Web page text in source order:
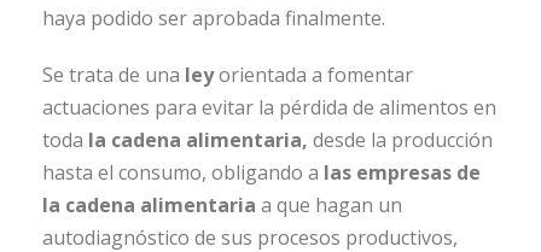
haya podido ser aprobada finalmente.
Se trata de una leyorientada a fomentar
actuaciones para evitar la pérdida de alimentos en
toda la cadena alimentaria, desde la producción
hasta el consumo, obligando a las empresas de
la cadena alimentaria a que hagan un
autodiagnóstico de sus procesos productivos,